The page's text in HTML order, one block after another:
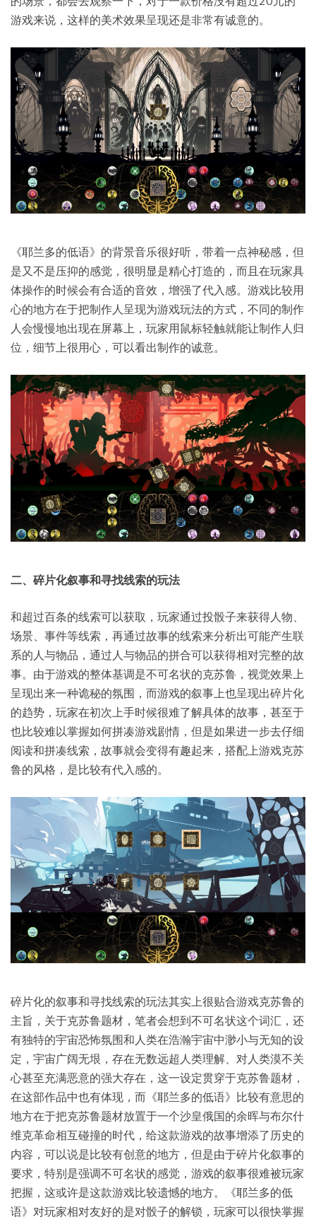
游戏来说，这样的美术效果呈现还是非常有诚意的。
《耶兰多的低语》的背景音乐很好听，带着一点神秘感，但
是又不是压抑的感觉，很明显是精心打造的，而且在玩家具
体操作的时候会有合适的音效，增强了代入感。游戏比较用
心的地方在于把制作人呈现为游戏玩法的方式，不同的制作
人会慢慢地出现在屏幕上，玩家用鼠标轻触就能让制作人归
位，细节上很用心，可以看出制作的诚意。
二、碎片化叙事和寻找线索的玩法
和超过百条的线索可以获取，玩家通过投骰子来获得人物、
场景、事件等线索，再通过故事的线索来分析出可能产生联
系的人与物品，通过人与物品的拼合可以获得相对完整的故
事。由于游戏的整体基调是不可名状的克苏鲁，视觉效果上
呈现出来一种诡秘的氛围，而游戏的叙事上也呈现出碎片化
的趋势，玩家在初次上手时候很难了解具体的故事，甚至于
也比较难以掌握如何拼凑游戏剧情，但是如果进一步去仔细
阅读和拼凑线索，故事就会变得有趣起来，搭配上游戏克苏
鲁的风格，是比较有代入感的。
碎片化的叙事和寻找线索的玩法其实上很贴合游戏克苏鲁的
主旨，关于克苏鲁题材，笔者会想到不可名状这个词汇，还
有独特的宇宙恐怖氛围和人类在浩瀚宇宙中渺小与无知的设
定，宇宙广阔无垠，存在无数远超人类理解、对人类漠不关
心甚至充满恶意的强大存在，这一设定贯穿于克苏鲁题材，
在这部作品中也有体现，而《耶兰多的低语》比较有意思的
地方在于把克苏鲁题材放置于一个沙皇俄国的余晖与布尔什
维克革命相互碰撞的时代，给这款游戏的故事增添了历史的
内容，可以说是比较有创意的地方，但是由于碎片化叙事的
要求，特别是强调不可名状的感觉，游戏的叙事很难被玩家
把握，这或许是这款游戏比较遗憾的地方。《耶兰多的低
语》对玩家相对友好的是对骰子的解锁，玩家可以很快掌握